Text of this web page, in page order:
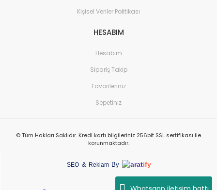
Kişisel Veriler Politikası
HESABIM
Hesabım
Sipariş Takip
Favorileriniz
Sepetiniz
© Tüm Hakları Saklıdır. Kredi kartı bilgileriniz 256bit SSL sertifikası ile
korunmaktadır.
SEO & Reklam By aratify